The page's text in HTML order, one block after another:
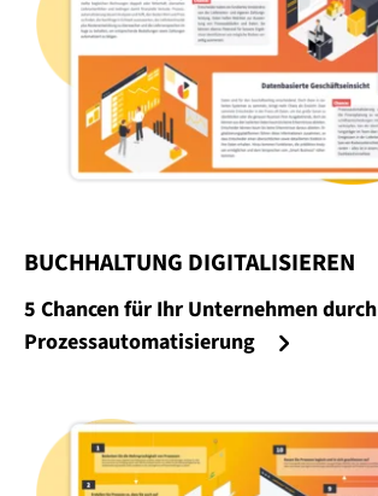
BUCHHALTUNG DIGITALISIEREN
5 Chancen für Ihr Unternehmen durch
Prozessautomatisierung